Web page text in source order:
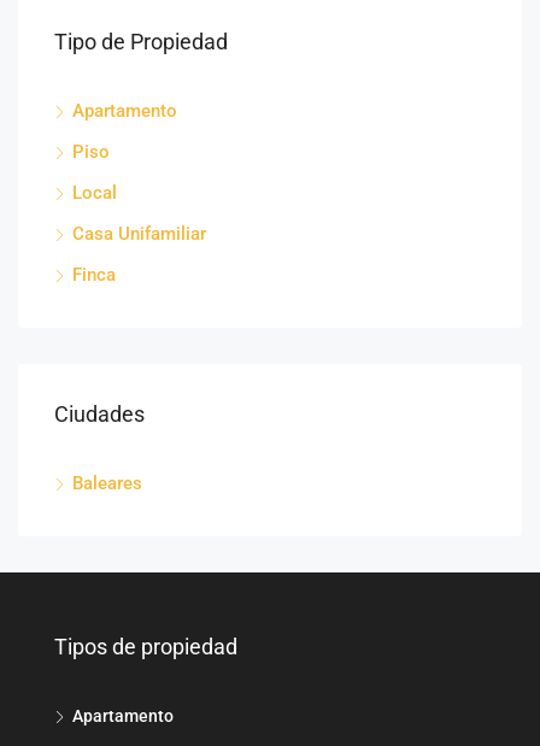
Tipo de Propiedad
Apartamento
Piso
Local
Casa Unifamiliar
Finca
Ciudades
Baleares
Tipos de propiedad
Apartamento